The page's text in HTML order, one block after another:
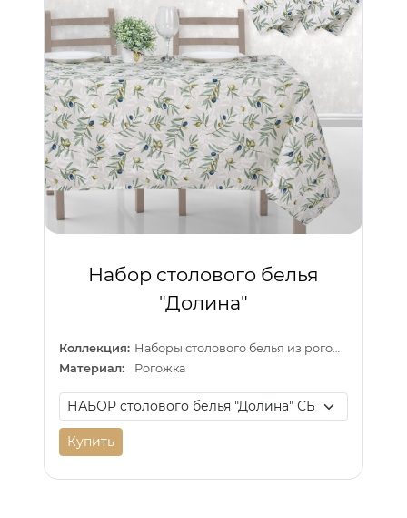
Набор столового белья
"Долина"
Коллекция:
Наборы столового белья из рогожки
Материал:
Рогожка
Купить